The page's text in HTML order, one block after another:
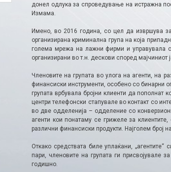
донел одлука за спроведување на истражна
Измама.
Имено, во 2016 година, со цел да извршува
организирана криминална група на која
голема мрежа на лажни фирми и управувала
организирани во т.н. дескови според мајчиниот
Членовите на групата во улога на агенти, на
финансиски инструменти, особено со бинарни
групата врбувала бројни клиенти да пополнат
центри телефонски стапувале во контакт со
во две одделенија – одделение со
агенти кои понатаму се грижеле за
различни финансиски продукти. Најголем број
Откако средствата биле уплаќани,
пари, членовите на групата ги
годишно.